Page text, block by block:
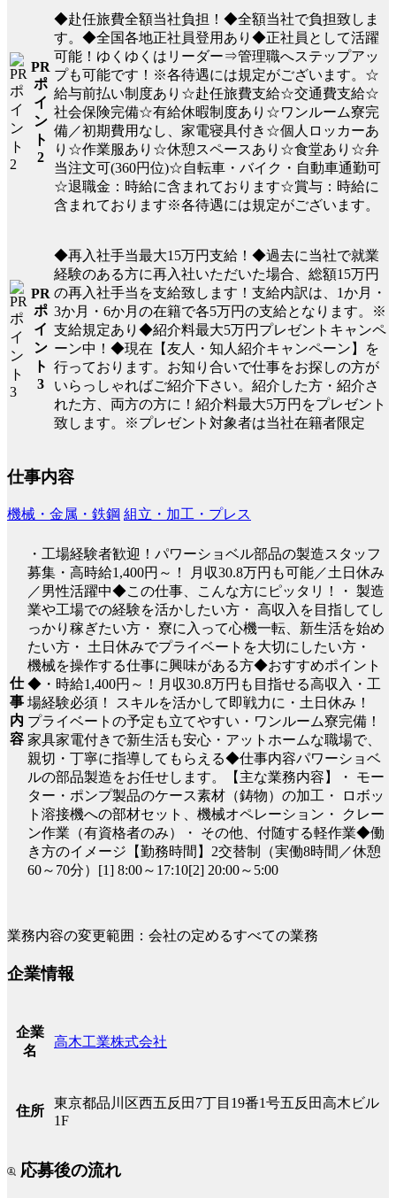
PR
ポ
イ
ン
ト
2
◆赴任旅費全額当社負担！◆全額当社で負担致しま
す。◆全国各地正社員登用あり◆正社員として活躍
可能！ゆくゆくはリーダー⇒管理職へステップアッ
プも可能です！※各待遇には規定がございます。☆
給与前払い制度あり☆赴任旅費支給☆交通費支給☆
社会保険完備☆有給休暇制度あり☆ワンルーム寮完
備／初期費用なし、家電寝具付き☆個人ロッカーあ
り☆作業服あり☆休憩スペースあり☆食堂あり☆弁
当注文可(360円位)☆自転車・バイク・自動車通勤可
☆退職金：時給に含まれております☆賞与：時給に
含まれております※各待遇には規定がございます。
PR
ポ
イ
ン
ト
3
◆再入社手当最大15万円支給！◆過去に当社で就業
経験のある方に再入社いただいた場合、総額15万円
の再入社手当を支給致します！支給内訳は、1か月・
3か月・6か月の在籍で各5万円の支給となります。※
支給規定あり◆紹介料最大5万円プレゼントキャンペ
ーン中！◆現在【友人・知人紹介キャンペーン】を
行っております。お知り合いで仕事をお探しの方が
いらっしゃればご紹介下さい。紹介した方・紹介さ
れた方、両方の方に！紹介料最大5万円をプレゼント
致します。※プレゼント対象者は当社在籍者限定
仕事内容
機械・金属・鉄鋼 組立・加工・プレス
仕
事
内
容
・工場経験者歓迎！パワーショベル部品の製造スタッフ
募集・高時給1,400円～！ 月収30.8万円も可能／土日休み
／男性活躍中◆この仕事、こんな方にピッタリ！・ 製造
業や工場での経験を活かしたい方・ 高収入を目指してし
っかり稼ぎたい方・ 寮に入って心機一転、新生活を始め
たい方・ 土日休みでプライベートを大切にしたい方・
機械を操作する仕事に興味がある方◆おすすめポイント
◆・時給1,400円～！月収30.8万円も目指せる高収入・工
場経験必須！ スキルを活かして即戦力に・土日休み！
プライベートの予定も立てやすい・ワンルーム寮完備！
家具家電付きで新生活も安心・アットホームな職場で、
親切・丁寧に指導してもらえる◆仕事内容パワーショベ
ルの部品製造をお任せします。【主な業務内容】・ モー
ター・ポンプ製品のケース素材（鋳物）の加工・ ロボッ
ト溶接機への部材セット、機械オペレーション・ クレー
ン作業（有資格者のみ）・ その他、付随する軽作業◆働
き方のイメージ【勤務時間】2交替制（実働8時間／休憩
60～70分）[1] 8:00～17:10[2] 20:00～5:00
業務内容の変更範囲：会社の定めるすべての業務
企業情報
企業
名
高木工業株式会社
住所
東京都品川区西五反田7丁目19番1号五反田高木ビル
1F
応募後の流れ